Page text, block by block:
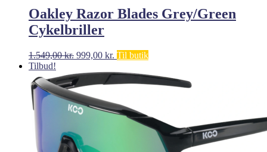
Oakley Razor Blades Grey/Green
Cykelbriller
1.549,00kr. Den
pris
var:
1.549,00 kr..
999,00 kr. Den
pris
er:
Til butik
Tilbud!